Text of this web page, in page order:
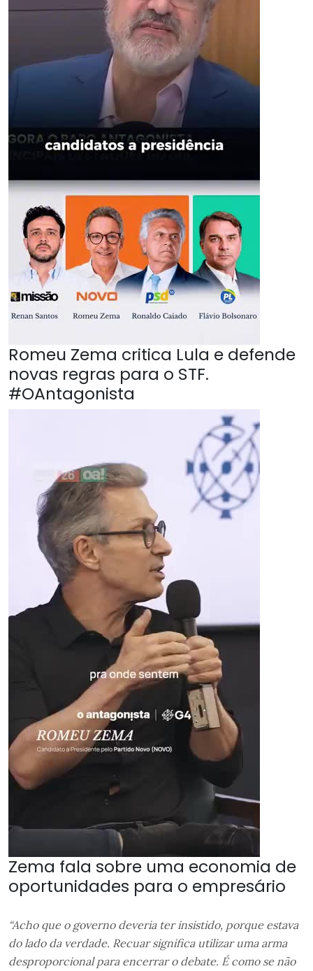
Romeu Zema critica Lula e defende
novas regras para o STF.
#OAntagonista
Zema fala sobre uma economia de
oportunidades para o empresário
“Acho que o governo deveria ter insistido, porque estava
do lado da verdade. Recuar significa utilizar uma arma
desproporcional para encerrar o debate. É como se não